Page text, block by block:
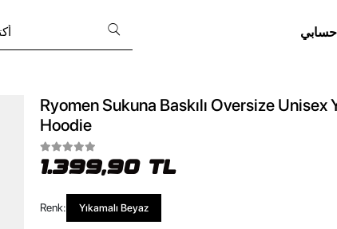
حسابي
Ryomen Sukuna Baskılı Oversize Unisex
Hoodie
1.399,90 TL
Renk: Yıkamalı Beyaz